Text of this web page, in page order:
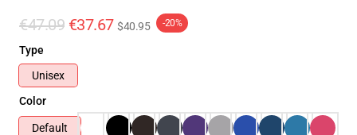
€47.09 €37.67 $40.95 -20%
Type
Unisex
Color
Default